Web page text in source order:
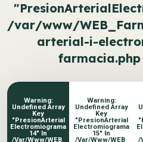
/var/www/
arterial-i-
farmacia.php
Warning:
Undefined Array
Key
"PresionArterial
Electromiograma
14" In
/var/www/WEB_
Warning:
Undefined Array
Key
"PresionArterial
Electromiograma
15" In
/var/www/WEB_
/